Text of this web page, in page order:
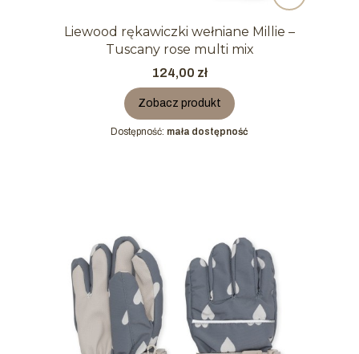
Liewood rękawiczki wełniane Millie –
Tuscany rose multi mix
Cena
124,00 zł
Zobacz produkt
Dostępność: mała dostępność